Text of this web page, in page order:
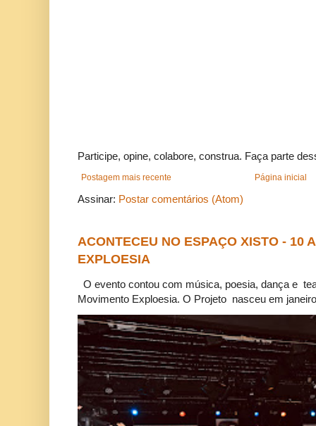
Participe, opine, colabore, construa. Faça parte
Postagem mais recente Página inicial
Assinar: Postar comentários (Atom)
ACONTECEU NO ESPAÇO XISTO - 10
EXPLOESIA
O evento contou com música, poesia, dança e
Movimento Exploesia. O Projeto nasceu em